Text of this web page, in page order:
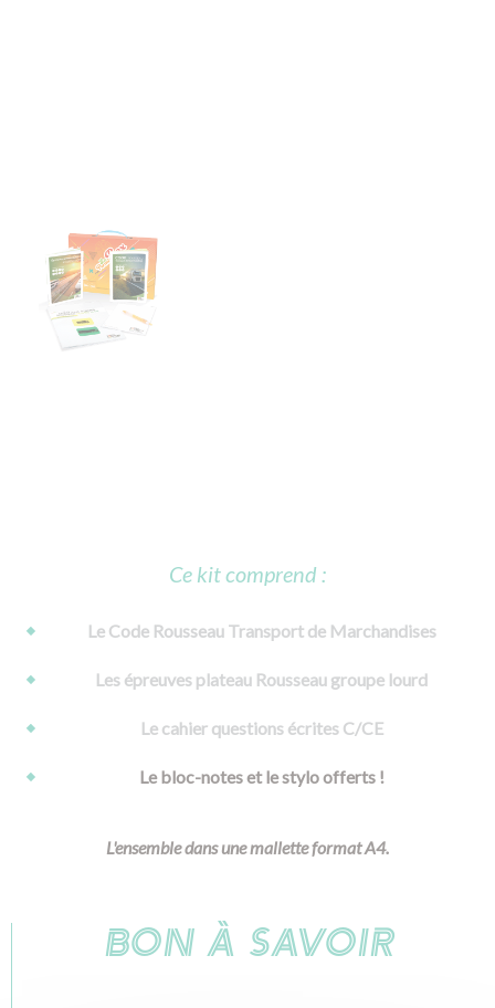
Ce kit comprend :
Le Code Rousseau Transport de Marchandises
Les épreuves plateau Rousseau groupe lourd
Le cahier questions écrites C/CE
Le bloc-notes et le stylo offerts !
L'ensemble dans une mallette format A4.
BON À SAVOIR